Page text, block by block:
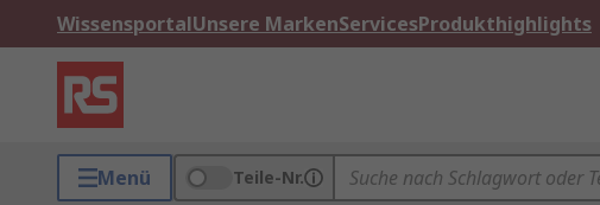
WissensportalUnsere MarkenServicesProdukthighlights
Menü Teile-Nr.